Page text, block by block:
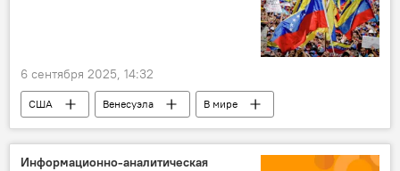
6 сентября 2025, 14:32
США Венесуэла
В мире
Политика
Николас Мадуро
Дональд Трамп
Информационно-аналитическая